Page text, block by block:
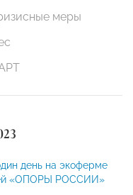
меры
день на экоферме
«ОПОРЫ РОССИИ»